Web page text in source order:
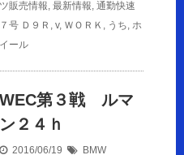
ツ販売情報, 最新情報, 通勤快速
７号 Ｄ９Ｒ , v, ＷＯＲＫ , うち, ホ
イール
WEC第３戦 ルマ
ン２４ｈ
2016/06/19
BMW